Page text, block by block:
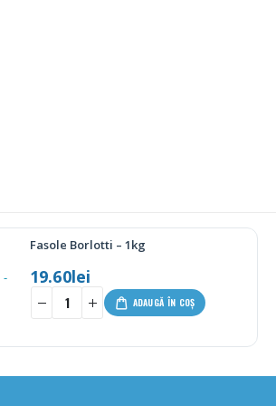
Spring Rolls – 500g
22.45
ADAUGĂ ÎN COȘ